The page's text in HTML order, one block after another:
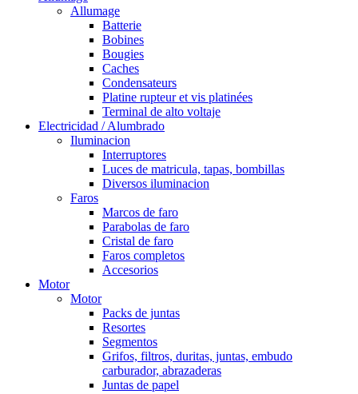
Allumage
Batterie
Bobines
Bougies
Caches
Condensateurs
Platine rupteur et vis platinées
Terminal de alto voltaje
Electricidad / Alumbrado
Iluminacion
Interruptores
Luces de matricula, tapas, bombillas
Diversos iluminacion
Faros
Marcos de faro
Parabolas de faro
Cristal de faro
Faros completos
Accesorios
Motor
Motor
Packs de juntas
Resortes
Segmentos
Grifos, filtros, duritas, juntas, embudo
carburador, abrazaderas
Juntas de papel